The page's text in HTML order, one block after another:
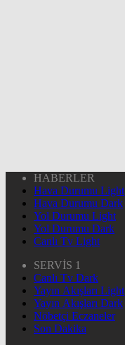
HABERLER
Hava Durumu Light
Hava Durumu Dark
Yol Durumu Light
Yol Durumu Dark
Canlı Tv Light
SERVİS 1
Canlı Tv Dark
Yayın Akışları Light
Yayın Akışları Dark
Nöbetçi Eczaneler
Son Dakika